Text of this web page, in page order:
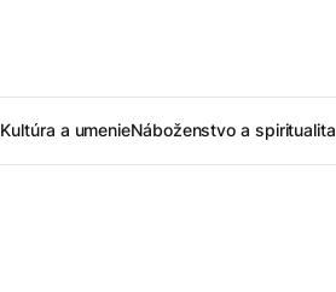
Kultúra a umenieNáboženstvo a spiritualita